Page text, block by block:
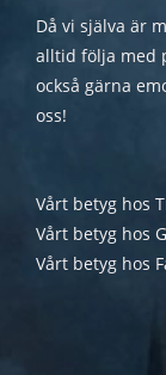
Då vi själva är
alltid följa med
också gärna
oss!
Vårt betyg hos
Vårt betyg hos
Vårt betyg hos